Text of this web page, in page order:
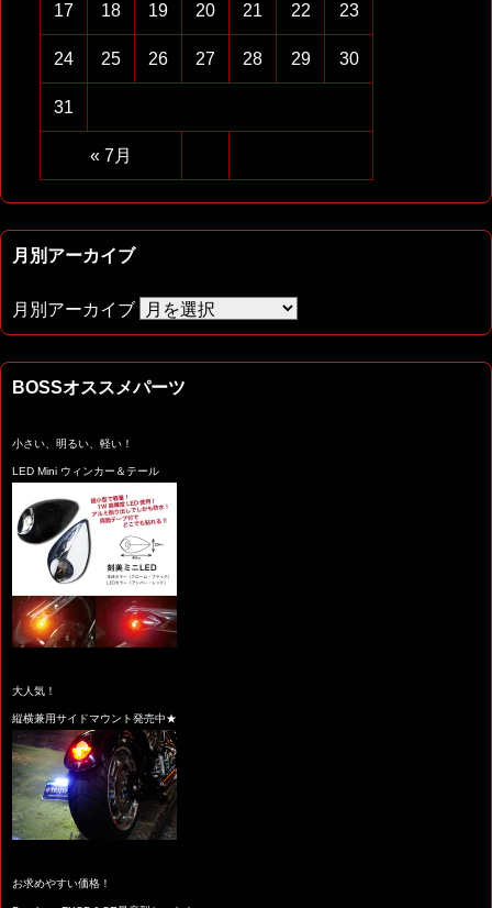
« 7月
17 18 19 20 21 22 23
24 25 26 27 28 29 30
31
月別アーカイブ
月別アーカイブ
BOSSオススメパーツ
小さい、明るい、軽い！
LED Mini ウィンカー＆テール
大人気！
縦横兼用サイドマウント発売中★
お求めやすい価格！